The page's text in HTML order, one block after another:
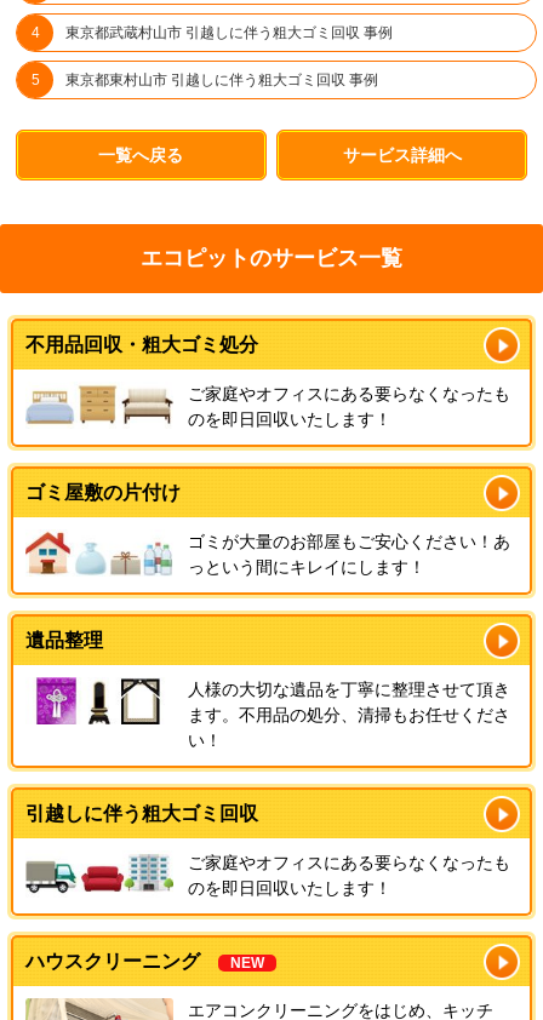
東京都武蔵村山市 引越しに伴う粗大ゴミ回収 事例
東京都東村山市 引越しに伴う粗大ゴミ回収 事例
一覧へ戻る サービス詳細へ
エコピットのサービス一覧
不用品回収・粗大ゴミ処分
ご家庭やオフィスにある要らなくなったも
のを即日回収いたします！
ゴミ屋敷の片付け
ゴミが大量のお部屋もご安心ください！あ
っという間にキレイにします！
遺品整理
人様の大切な遺品を丁寧に整理させて頂き
ます。不用品の処分、清掃もお任せくださ
い！
引越しに伴う粗大ゴミ回収
ご家庭やオフィスにある要らなくなったも
のを即日回収いたします！
ハウスクリーニング NEW
エアコンクリーニングをはじめ、キッチ